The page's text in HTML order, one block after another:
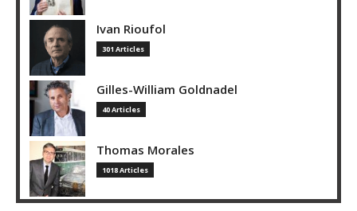
Ivan Rioufol
301 Articles
Gilles-William Goldnadel
40 Articles
Thomas Morales
1018 Articles